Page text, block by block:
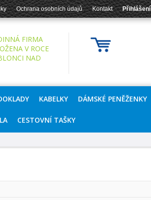
Ochrana osobních údajů Kontakt Přihlášení
FIRMA
V ROCE
NAD
KABELKY DÁMSKÉ PENĚŽENKY
CESTOVNÍ TAŠKY